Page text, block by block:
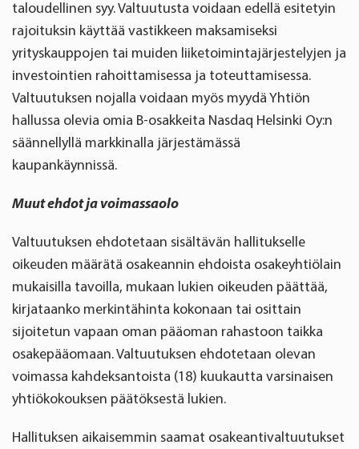
taloudellinen syy. Valtuutusta voidaan edellä esitetyin
rajoituksin käyttää vastikkeen maksamiseksi
yrityskauppojen tai muiden liiketoimintajärjestelyjen ja
investointien rahoittamisessa ja toteuttamisessa.
Valtuutuksen nojalla voidaan myös myydä Yhtiön
hallussa olevia omia B-osakkeita Nasdaq Helsinki Oy:n
säännellyllä markkinalla järjestämässä
kaupankäynnissä.
Muut ehdot ja voimassaolo
Valtuutuksen ehdotetaan sisältävän hallitukselle
oikeuden määrätä osakeannin ehdoista osakeyhtiölain
mukaisilla tavoilla, mukaan lukien oikeuden päättää,
kirjataanko merkintähinta kokonaan tai osittain
sijoitetun vapaan oman pääoman rahastoon taikka
osakepääomaan. Valtuutuksen ehdotetaan olevan
voimassa kahdeksantoista (18) kuukautta varsinaisen
yhtiökokouksen päätöksestä lukien.
Hallituksen aikaisemmin saamat osakeantivaltuutukset